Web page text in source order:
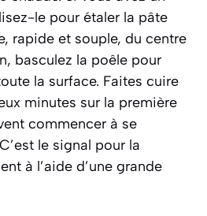
le pour étaler la pâte
rapide et souple, du centre
basculez la poêle pour
la surface. Faites cuire
minutes sur la première
commencer à se
le signal pour la
à l’aide d’une grande